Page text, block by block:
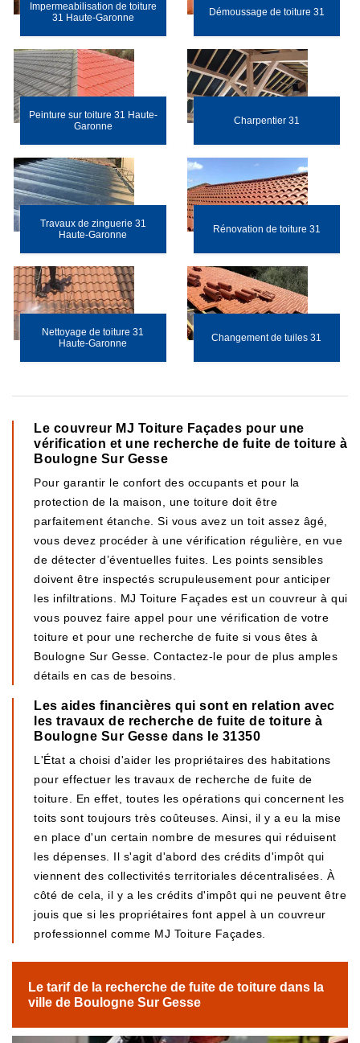
Impermeabilisation de toiture
31 Haute-Garonne
Démoussage de toiture 31
Peinture sur toiture 31 Haute-
Garonne
Charpentier 31
Travaux de zinguerie 31
Haute-Garonne
Rénovation de toiture 31
Nettoyage de toiture 31
Haute-Garonne
Changement de tuiles 31
Le couvreur MJ Toiture Façades pour une
vérification et une recherche de fuite de toiture à
Boulogne Sur Gesse
Pour garantir le confort des occupants et pour la
protection de la maison, une toiture doit être
parfaitement étanche. Si vous avez un toit assez âgé,
vous devez procéder à une vérification régulière, en vue
de détecter d’éventuelles fuites. Les points sensibles
doivent être inspectés scrupuleusement pour anticiper
les infiltrations. MJ Toiture Façades est un couvreur à qui
vous pouvez faire appel pour une vérification de votre
toiture et pour une recherche de fuite si vous êtes à
Boulogne Sur Gesse. Contactez-le pour de plus amples
détails en cas de besoins.
Les aides financières qui sont en relation avec
les travaux de recherche de fuite de toiture à
Boulogne Sur Gesse dans le 31350
L'État a choisi d'aider les propriétaires des habitations
pour effectuer les travaux de recherche de fuite de
toiture. En effet, toutes les opérations qui concernent les
toits sont toujours très coûteuses. Ainsi, il y a eu la mise
en place d'un certain nombre de mesures qui réduisent
les dépenses. Il s'agit d'abord des crédits d'impôt qui
viennent des collectivités territoriales décentralisées. À
côté de cela, il y a les crédits d'impôt qui ne peuvent être
jouis que si les propriétaires font appel à un couvreur
professionnel comme MJ Toiture Façades.
Le tarif de la recherche de fuite de toiture dans la
ville de Boulogne Sur Gesse